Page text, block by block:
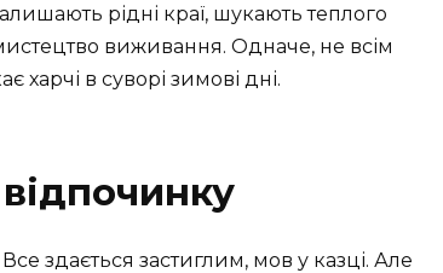
рідні краї, шукають теплого
виживання. Одначе, не всім
харчі в суворі зимові дні.
здається застиглим, мов у казці. Але